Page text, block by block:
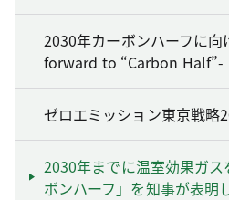
2030年カーボンハーフに
forward to “Carbon Half”-
ゼロエミッション東京戦
2030年までに温室効果ガ
ボンハーフ」を知事が表明